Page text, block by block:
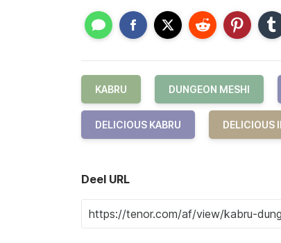
KABRU DUNGEON MESHI
DELICIOUS KABRU DELICIOUS
Deel URL